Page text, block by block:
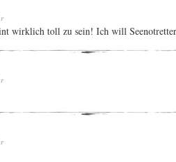
wirklich toll zu sein! Ich will